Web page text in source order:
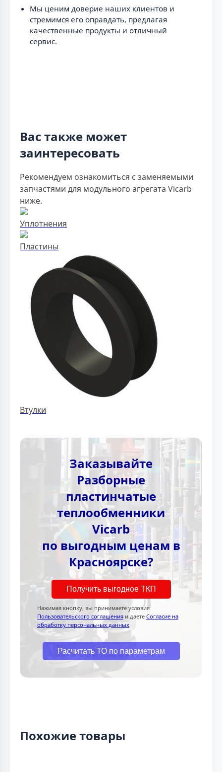
Мы ценим доверие наших клиентов и
стремимся его оправдать, предлагая
качественные продукты и отличный
сервис.
Вас также может
заинтересовать
Рекомендуем ознакомиться с заменяемыми
запчастями для модульного агрегата Vicarb
ниже.
Уплотнения
Пластины
Втулки
Заказывайте
Разборные
пластинчатые
теплообменники
Vicarb
по выгодным ценам в
Красноярске?
Получить выгодное ТКП
Нажимая кнопку, вы принимаете условия
Пользовательского соглашения и даете Согласие на
обработку персональных данных
Расчитать ТО по параметрам
Похожие товары